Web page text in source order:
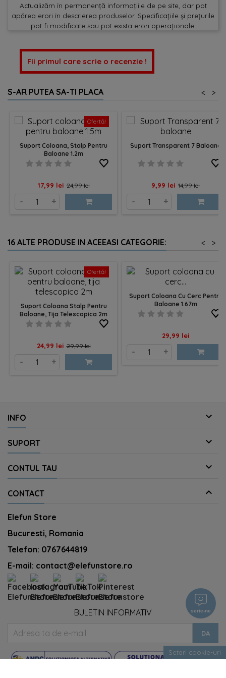
Actualizăm în permanență informațiile de pe site, dar pot
apărea erori în descrierea produselor. Specificațiile și prețurile
pot fi modificate sau pot exista erori operaționale.
Fii primul care scrie o recenzie !
S-AR PUTEA SA-TI PLACA >
<
Ofertă!
Suport Coloana, Stalp Pentru
Baloane 1.2m
Pret
17,99 lei Pret
baza
24,99 lei
- +
Suport Transparent 7 Baloane
Pret
9,99 lei Pret
baza
14,99 lei
- +
16 ALTE PRODUSE IN ACEEASI CATEGORIE: >
<
Ofertă!
Suport Coloana Stalp Pentru
Baloane, Tija Telescopica 2m
Pret
24,99 lei Pret
baza
29,99 lei
- +
Suport Coloana Cu Cerc Pentru
Baloane 1.67m
Pret
29,99 lei
- +
INFO 
SUPORT 
CONTUL TAU 
CONTACT 
Elefun Store
Bucuresti, Romania
Telefon: 0767644819
E-mail: contact@elefunstore.ro
scrie-ne
BULETIN INFORMATIV
Setari cookie-uri